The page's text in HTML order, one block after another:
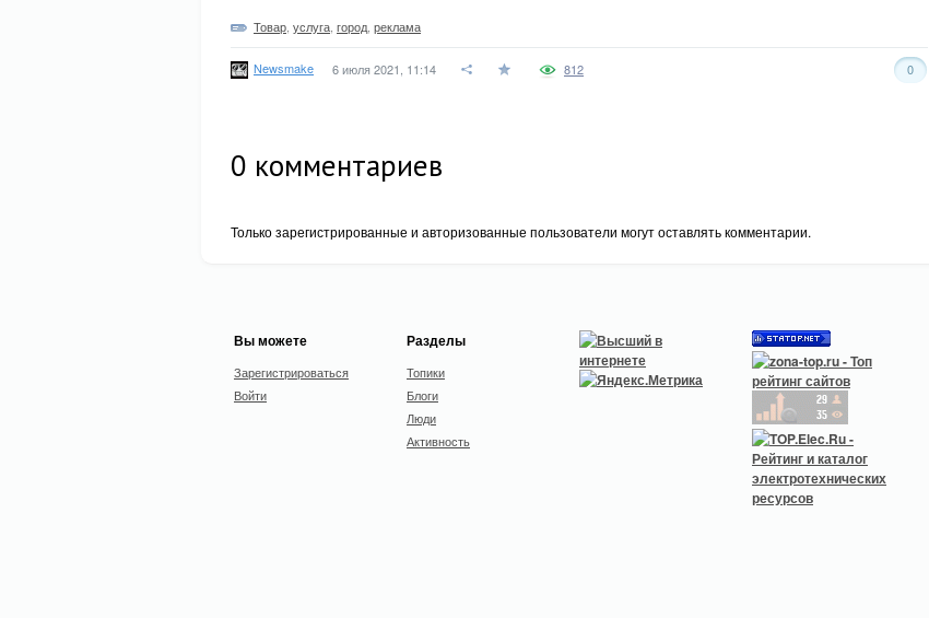
Товар услуга город реклама
Newsmake 6 июля 2021, 11:14 0
812
0 комментариев
Только зарегистрированные и авторизованные пользователи могут оставлять комментарии.
Вы можете
Зарегистрироваться
Войти
Разделы
Топики
Блоги
Люди
Активность